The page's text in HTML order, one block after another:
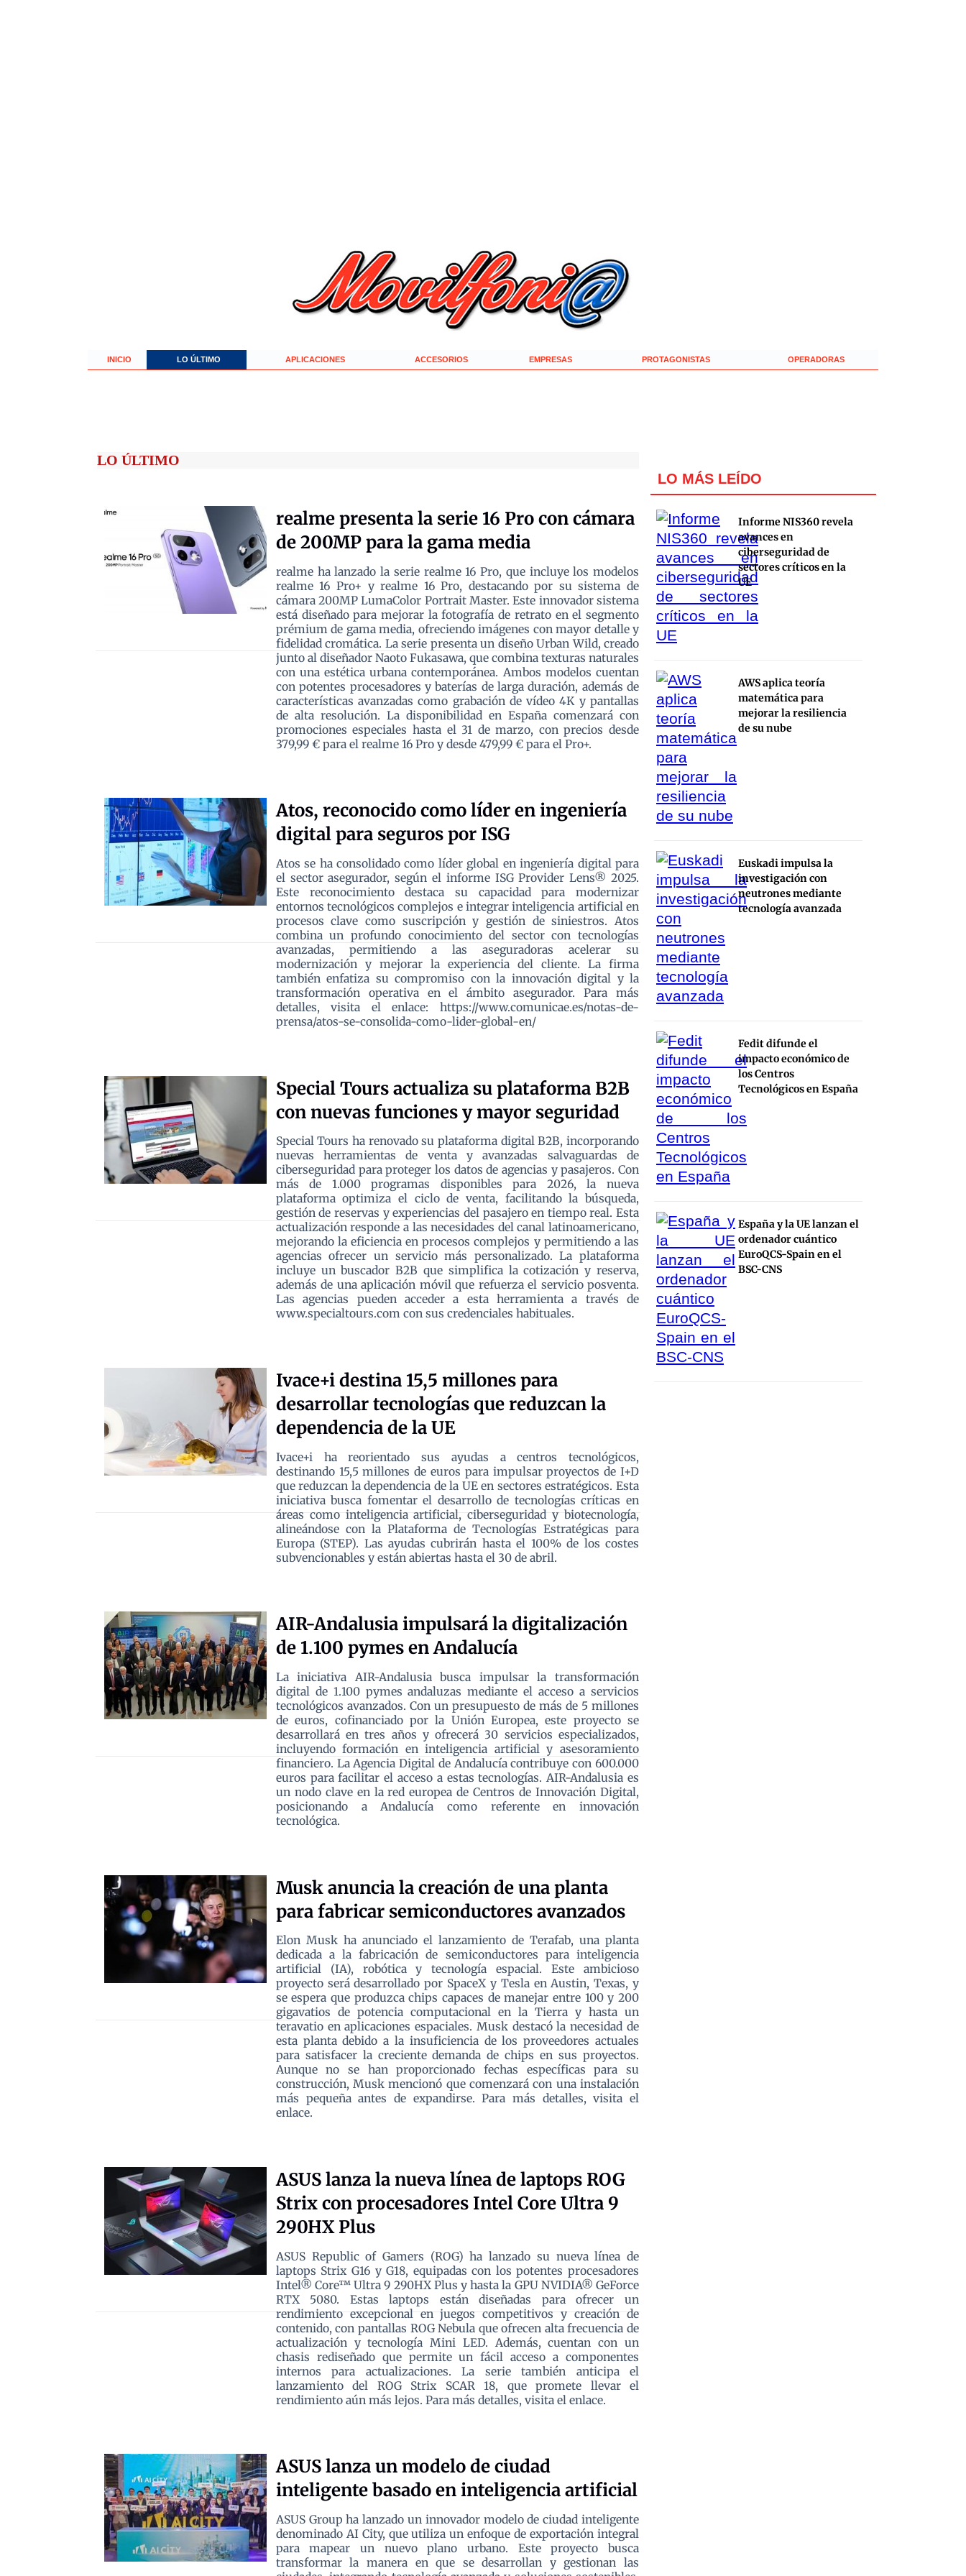
INICIO LO ÚLTIMO APLICACIONES ACCESORIOS EMPRESAS PROTAGONISTAS OPERADORAS
LO ÚLTIMO
realme presenta la serie 16 Pro con cámara
de 200MP para la gama media
realme ha lanzado la serie realme 16 Pro, que incluye los modelos
realme 16 Pro+ y realme 16 Pro, destacando por su sistema de
cámara 200MP LumaColor Portrait Master. Este innovador sistema
está diseñado para mejorar la fotografía de retrato en el segmento
prémium de gama media, ofreciendo imágenes con mayor detalle y
fidelidad cromática. La serie presenta un diseño Urban Wild, creado
junto al diseñador Naoto Fukasawa, que combina texturas naturales
con una estética urbana contemporánea. Ambos modelos cuentan
con potentes procesadores y baterías de larga duración, además de
características avanzadas como grabación de vídeo 4K y pantallas
de alta resolución. La disponibilidad en España comenzará con
promociones especiales hasta el 31 de marzo, con precios desde
379,99 € para el realme 16 Pro y desde 479,99 € para el Pro+.
Atos, reconocido como líder en ingeniería
digital para seguros por ISG
Atos se ha consolidado como líder global en ingeniería digital para
el sector asegurador, según el informe ISG Provider Lens® 2025.
Este reconocimiento destaca su capacidad para modernizar
entornos tecnológicos complejos e integrar inteligencia artificial en
procesos clave como suscripción y gestión de siniestros. Atos
combina un profundo conocimiento del sector con tecnologías
avanzadas, permitiendo a las aseguradoras acelerar su
modernización y mejorar la experiencia del cliente. La firma
también enfatiza su compromiso con la innovación digital y la
transformación operativa en el ámbito asegurador. Para más
detalles, visita el enlace: https://www.comunicae.es/notas-de-
prensa/atos-se-consolida-como-lider-global-en/
Special Tours actualiza su plataforma B2B
con nuevas funciones y mayor seguridad
Special Tours ha renovado su plataforma digital B2B, incorporando
nuevas herramientas de venta y avanzadas salvaguardas de
ciberseguridad para proteger los datos de agencias y pasajeros. Con
más de 1.000 programas disponibles para 2026, la nueva
plataforma optimiza el ciclo de venta, facilitando la búsqueda,
gestión de reservas y experiencias del pasajero en tiempo real. Esta
actualización responde a las necesidades del canal latinoamericano,
mejorando la eficiencia en procesos complejos y permitiendo a las
agencias ofrecer un servicio más personalizado. La plataforma
incluye un buscador B2B que simplifica la cotización y reserva,
además de una aplicación móvil que refuerza el servicio posventa.
Las agencias pueden acceder a esta herramienta a través de
www.specialtours.com con sus credenciales habituales.
Ivace+i destina 15,5 millones para
desarrollar tecnologías que reduzcan la
dependencia de la UE
Ivace+i ha reorientado sus ayudas a centros tecnológicos,
destinando 15,5 millones de euros para impulsar proyectos de I+D
que reduzcan la dependencia de la UE en sectores estratégicos. Esta
iniciativa busca fomentar el desarrollo de tecnologías críticas en
áreas como inteligencia artificial, ciberseguridad y biotecnología,
alineándose con la Plataforma de Tecnologías Estratégicas para
Europa (STEP). Las ayudas cubrirán hasta el 100% de los costes
subvencionables y están abiertas hasta el 30 de abril.
AIR-Andalusia impulsará la digitalización
de 1.100 pymes en Andalucía
La iniciativa AIR-Andalusia busca impulsar la transformación
digital de 1.100 pymes andaluzas mediante el acceso a servicios
tecnológicos avanzados. Con un presupuesto de más de 5 millones
de euros, cofinanciado por la Unión Europea, este proyecto se
desarrollará en tres años y ofrecerá 30 servicios especializados,
incluyendo formación en inteligencia artificial y asesoramiento
financiero. La Agencia Digital de Andalucía contribuye con 600.000
euros para facilitar el acceso a estas tecnologías. AIR-Andalusia es
un nodo clave en la red europea de Centros de Innovación Digital,
posicionando a Andalucía como referente en innovación
tecnológica.
Musk anuncia la creación de una planta
para fabricar semiconductores avanzados
Elon Musk ha anunciado el lanzamiento de Terafab, una planta
dedicada a la fabricación de semiconductores para inteligencia
artificial (IA), robótica y tecnología espacial. Este ambicioso
proyecto será desarrollado por SpaceX y Tesla en Austin, Texas, y
se espera que produzca chips capaces de manejar entre 100 y 200
gigavatios de potencia computacional en la Tierra y hasta un
teravatio en aplicaciones espaciales. Musk destacó la necesidad de
esta planta debido a la insuficiencia de los proveedores actuales
para satisfacer la creciente demanda de chips en sus proyectos.
Aunque no se han proporcionado fechas específicas para su
construcción, Musk mencionó que comenzará con una instalación
más pequeña antes de expandirse. Para más detalles, visita el
enlace.
ASUS lanza la nueva línea de laptops ROG
Strix con procesadores Intel Core Ultra 9
290HX Plus
ASUS Republic of Gamers (ROG) ha lanzado su nueva línea de
laptops Strix G16 y G18, equipadas con los potentes procesadores
Intel® Core™ Ultra 9 290HX Plus y hasta la GPU NVIDIA® GeForce
RTX 5080. Estas laptops están diseñadas para ofrecer un
rendimiento excepcional en juegos competitivos y creación de
contenido, con pantallas ROG Nebula que ofrecen alta frecuencia de
actualización y tecnología Mini LED. Además, cuentan con un
chasis rediseñado que permite un fácil acceso a componentes
internos para actualizaciones. La serie también anticipa el
lanzamiento del ROG Strix SCAR 18, que promete llevar el
rendimiento aún más lejos. Para más detalles, visita el enlace.
ASUS lanza un modelo de ciudad
inteligente basado en inteligencia artificial
ASUS Group ha lanzado un innovador modelo de ciudad inteligente
denominado AI City, que utiliza un enfoque de exportación integral
para mapear un nuevo plano urbano. Este proyecto busca
transformar la manera en que se desarrollan y gestionan las
LO MÁS LEÍDO
Informe NIS360 revela
avances en
ciberseguridad de
sectores críticos en la
UE
AWS aplica teoría
matemática para
mejorar la resiliencia
de su nube
Euskadi impulsa la
investigación con
neutrones mediante
tecnología avanzada
Fedit difunde el
impacto económico de
los Centros
Tecnológicos en España
España y la UE lanzan el
ordenador cuántico
EuroQCS-Spain en el
BSC-CNS